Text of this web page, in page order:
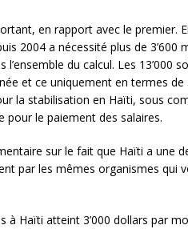
en rapport avec le premier.
2004 a nécessité plus de 3’600
du calcul. Les 13’000
et ce uniquement en termes de
la stabilisation en Haïti, sous
pour le paiement des salaires.
sur le fait que Haïti a une
par les mêmes organismes qui
à Haïti atteint 3’000 dollars par